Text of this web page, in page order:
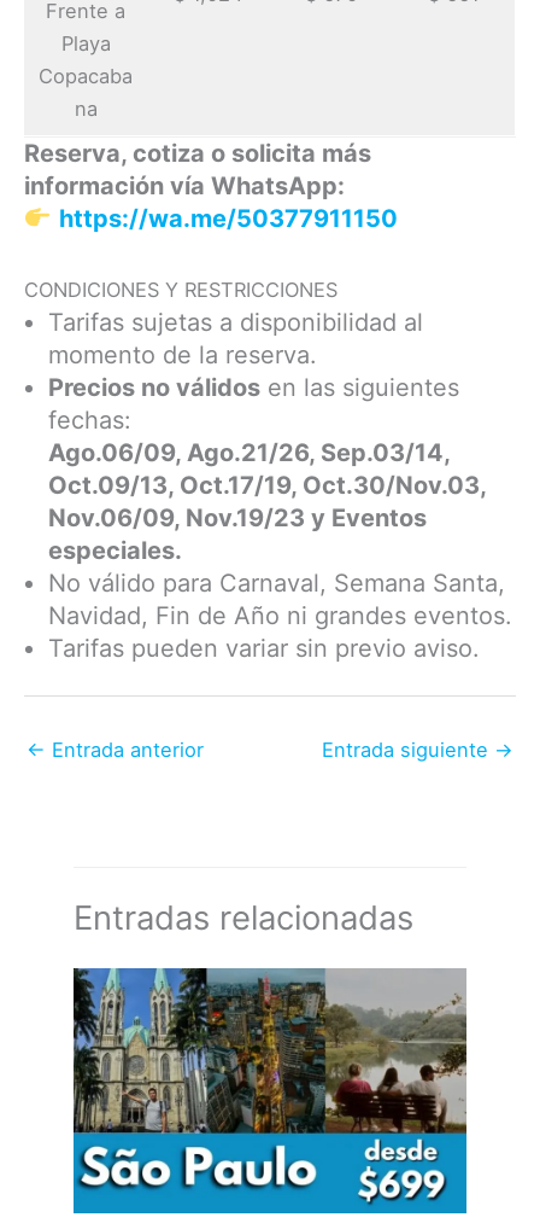
Frente a
Playa
Copacaba
na
Reserva, cotiza o solicita más
información vía WhatsApp:
https://wa.me/50377911150
CONDICIONES Y RESTRICCIONES
Tarifas sujetas a disponibilidad al
momento de la reserva.
Precios no válidos en las siguientes
fechas:
Ago.06/09, Ago.21/26, Sep.03/14,
Oct.09/13, Oct.17/19, Oct.30/Nov.03,
Nov.06/09, Nov.19/23 y Eventos
especiales.
No válido para Carnaval, Semana Santa,
Navidad, Fin de Año ni grandes eventos.
Tarifas pueden variar sin previo aviso.
← Entrada anterior Entrada siguiente →
Entradas relacionadas